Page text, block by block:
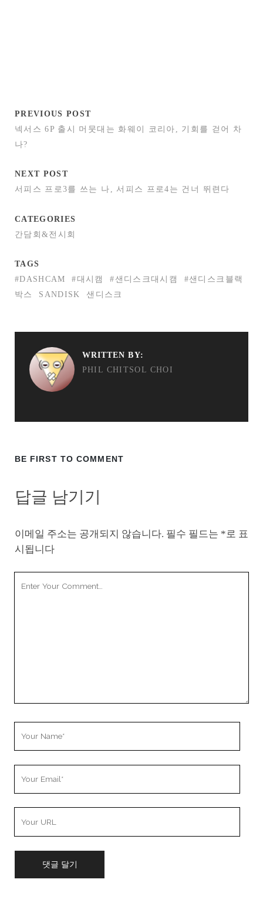
PREVIOUS POST
넥서스 6P 출시 머뭇대는 화웨이 코리아, 기회를 걷어 차
나?
NEXT POST
서피스 프로3를 쓰는 나, 서피스 프로4는 건너 뛰련다
CATEGORIES
간담회&전시회
TAGS
#DASHCAM
#대시캠 #샌디스크대시캠
#샌디스크블랙
박스
SANDISK 샌디스크
WRITTEN BY:
PHIL CHITSOL CHOI
BE FIRST TO COMMENT
답글 남기기
이메일 주소는 공개되지 않습니다. 필수 필드는 *로 표
시됩니다